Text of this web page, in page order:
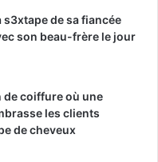
s3xtape de sa fiancée
son beau-frère le jour
de coiffure où une
les clients
de cheveux